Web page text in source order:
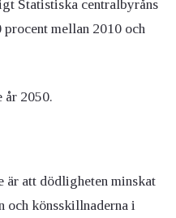
Statistiska centralbyråns
procent mellan 2010 och
år 2050.
att dödligheten minskat
och könsskillnaderna i